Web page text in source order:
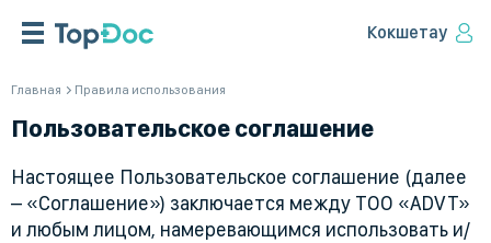
Кокшетау
Главная Правила использования
Пользовательское соглашение
Настоящее Пользовательское соглашение (далее
– «Соглашение») заключается между ТОО «ADVT»
и любым лицом, намеревающимся использовать и/